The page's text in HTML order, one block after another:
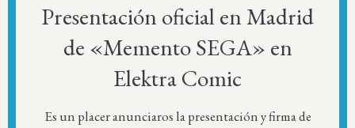
Presentación oficial en Madrid
de «Memento SEGA» en
Elektra Comic
Es un placer anunciaros la presentación y firma de